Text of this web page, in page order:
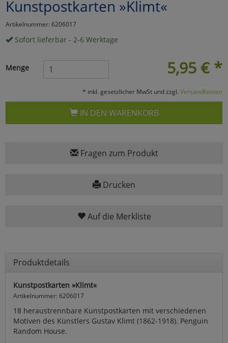
Kunstpostkarten »Klimt«
Artikelnummer: 6206017
Sofort lieferbar - 2-6 Werktage
5,95 € *
Menge
* inkl. gesetzlicher MwSt und zzgl. Versandkosten
IN DEN WARENKORB
Fragen zum Produkt
Drucken
Auf die Merkliste
Produktdetails
Kunstpostkarten »Klimt«
Artikelnummer: 6206017
18 heraustrennbare Kunstpostkarten mit verschiedenen
Motiven des Künstlers Gustav Klimt (1862-1918). Penguin
Random House.
Marketing
Cookies
Einstellungen speichern